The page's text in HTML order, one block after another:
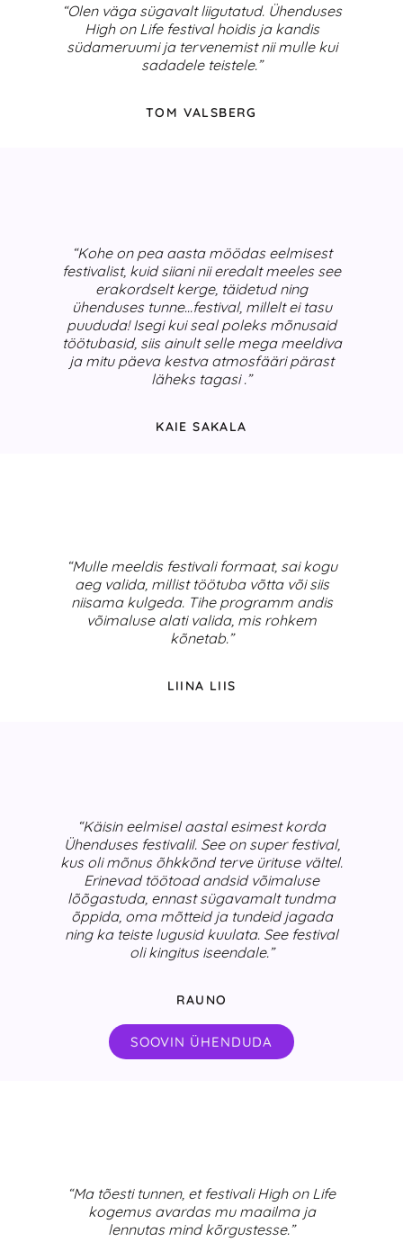
“Olen väga sügavalt liigutatud. Ühenduses
High on Life festival hoidis ja kandis
südameruumi ja tervenemist nii mulle kui
sadadele teistele.”
TOM VALSBERG
“Kohe on pea aasta möödas eelmisest
festivalist, kuid siiani nii eredalt meeles see
erakordselt kerge, täidetud ning
ühenduses tunne…festival, millelt ei tasu
puududa! Isegi kui seal poleks mõnusaid
töötubasid, siis ainult selle mega meeldiva
ja mitu päeva kestva atmosfääri pärast
läheks tagasi .”
KAIE SAKALA
“Mulle meeldis festivali formaat, sai kogu
aeg valida, millist töötuba võtta või siis
niisama kulgeda. Tihe programm andis
võimaluse alati valida, mis rohkem
kõnetab.”
LIINA LIIS
“Käisin eelmisel aastal esimest korda
Ühenduses festivalil. See on super festival,
kus oli mõnus õhkkõnd terve ürituse vältel.
Erinevad töötoad andsid võimaluse
lõõgastuda, ennast sügavamalt tundma
õppida, oma mõtteid ja tundeid jagada
ning ka teiste lugusid kuulata. See festival
oli kingitus iseendale.”
RAUNO
SOOVIN ÜHENDUDA
“Ma tõesti tunnen, et festivali High on Life
kogemus avardas mu maailma ja
lennutas mind kõrgustesse.”